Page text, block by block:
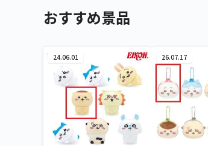
おすすめ景品
24.06.01 26.07.17